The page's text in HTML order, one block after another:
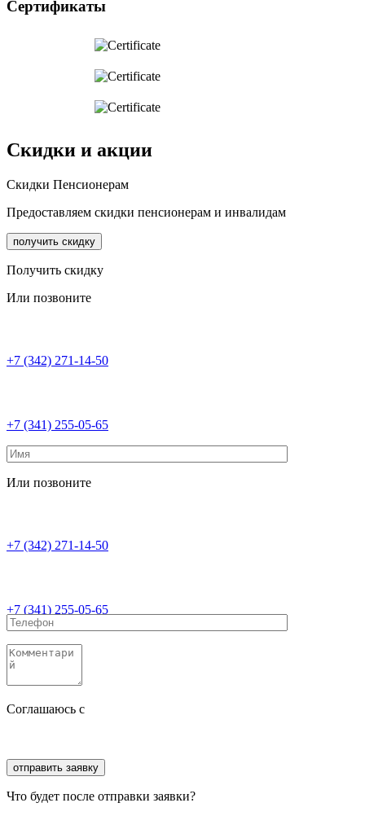
Сертификаты
Скидки и акции
Cкидки Пенсионерам
Предоставляем скидки пенсионерам и инвалидам
получить скидку
Получить скидку
Или позвоните
+7 (342) 271-14-50
+7 (341) 255-05-65
Или позвоните
+7 (342) 271-14-50
+7 (341) 255-05-65
Соглашаюсь с
Что будет после отправки заявки?